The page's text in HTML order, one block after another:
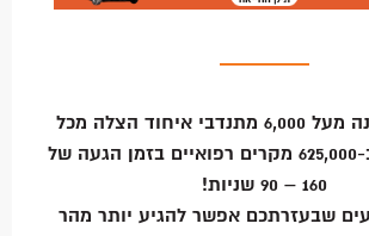
בשנה האחרונה מעל 6,000 מתנדבי איחוד הצלה מכל
הארץ, טיפלו ב-625,000 מקרים רפואיים בזמן הגעה של
160 – 90 שניות!
שבעזרתכם אפשר להגיע יותר מהר